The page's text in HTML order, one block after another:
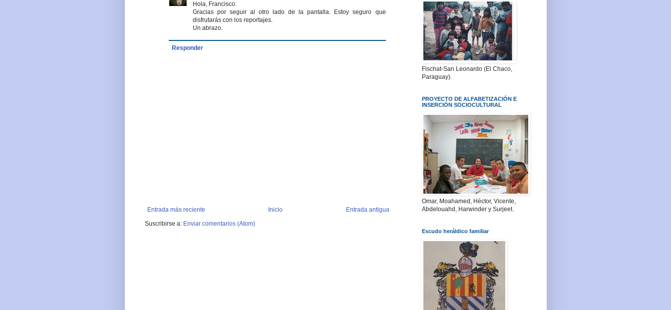
Hola, Francisco:
Gracias por seguir al otro lado de la pantalla. Estoy seguro que
disfrutarás con los reportajes.
Un abrazo.
Responder
Entrada más reciente Entrada antigua
Inicio
Suscribirse a: Enviar comentarios (Atom)
Fischat-San Leonardo (El Chaco,
Paraguay).
PROYECTO DE ALFABETIZACIÓN E
INSERCIÓN SOCIOCULTURAL
Omar, Moahamed, Héctor, Vicente,
Abdelouahd, Harwinder y Surjeet.
Escudo heráldico familiar